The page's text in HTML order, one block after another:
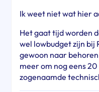
Ik weet niet wat hier
Het gaat tijd worden
wel lowbudget zijn bij
gewoon naar
meer om nog eens
zogenaamde